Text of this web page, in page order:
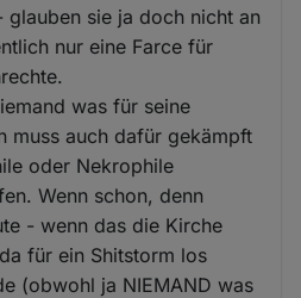
sie ja doch nicht an
nur eine Farce für
was für seine
muss auch dafür gekämpft
oder Nekrophile
Wenn schon, denn
- wenn das die Kirche
für ein Shitstorm los
(obwohl ja NIEMAND was